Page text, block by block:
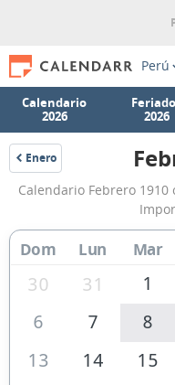
Perú
Calendario
2026
2026
Enero
1910
Calendario Febrero 1910
Dom Lun Mar
30 31 1
6
7 8
13
14 15